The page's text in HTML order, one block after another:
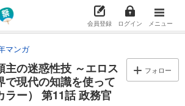
会員登録 ログイン メニュー
マンガ
主の迷惑性技 ～エロス
で現代の知識を使って
ラー） 第11話 政務官
フォロー
込)
カート
じを表示する
【単話版】転生領主の迷惑性技 ～エロスの概念がない世界で現代の知識を使ってみたら～（フルカラー） 第4話 妻の悪戯
込)